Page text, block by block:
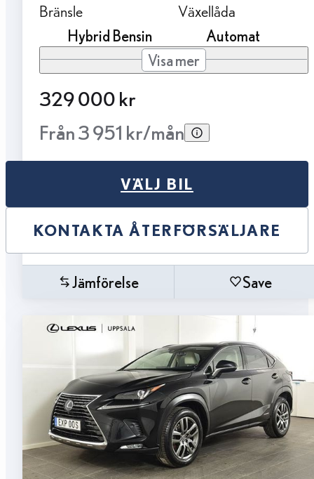
Bränsle
Hybrid Bensin
Växellåda
Automat
Visa mer
329 000 kr
Från 3 951 kr/mån
VÄLJ BIL
KONTAKTA ÅTERFÖRSÄLJARE
Jämförelse Save